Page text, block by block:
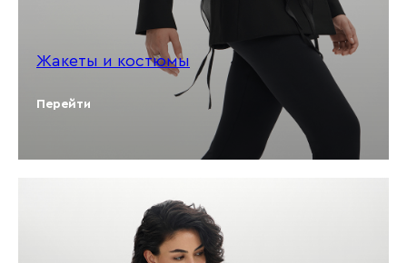
Жакеты и костюмы
Перейти